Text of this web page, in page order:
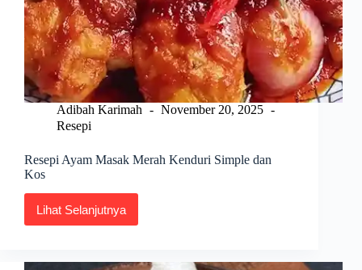
Adibah Karimah
November 20, 2025
Resepi
Resepi Ayam Masak Merah Kenduri Simple dan
Kos
Lihat Selanjutnya
Resepi
Ayam